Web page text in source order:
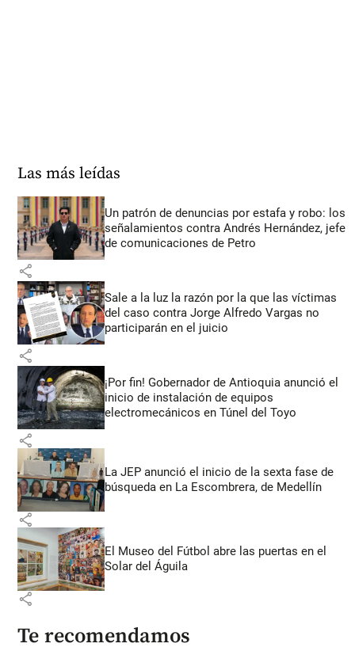
Las más leídas
Un patrón de denuncias por estafa y robo: los
señalamientos contra Andrés Hernández, jefe
de comunicaciones de Petro
share
Sale a la luz la razón por la que las víctimas
del caso contra Jorge Alfredo Vargas no
participarán en el juicio
share
¡Por fin! Gobernador de Antioquia anunció el
inicio de instalación de equipos
electromecánicos en Túnel del Toyo
share
La JEP anunció el inicio de la sexta fase de
búsqueda en La Escombrera, de Medellín
share
El Museo del Fútbol abre las puertas en el
Solar del Águila
share
Te recomendamos